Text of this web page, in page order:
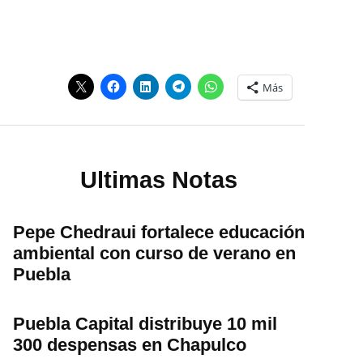
Más
Ultimas Notas
Pepe Chedraui fortalece educación
ambiental con curso de verano en
Puebla
Puebla Capital distribuye 10 mil
300 despensas en Chapulco